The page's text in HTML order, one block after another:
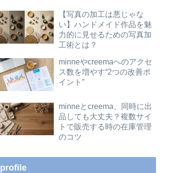
【写真の加工は悪じゃな
い】ハンドメイド作品を魅
力的に見せるための写真加
工術とは？
minneやcreemaへのアクセ
ス数を増やす“2つの改善ポ
イント”
minneとcreema、同時に出
品しても大丈夫？複数サイ
トで販売する時の在庫管理
のコツ
profile